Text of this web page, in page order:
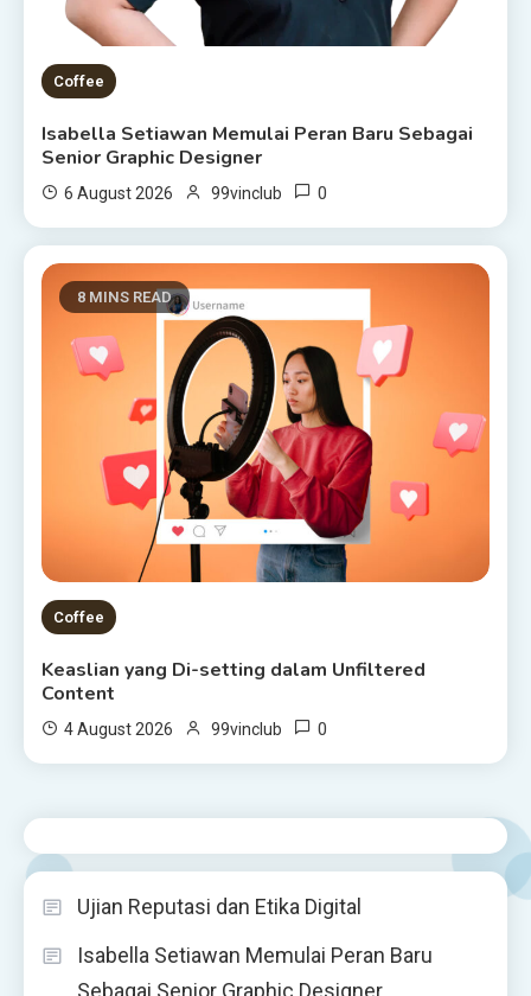
Coffee
Isabella Setiawan Memulai Peran Baru Sebagai
Senior Graphic Designer
6 August 2026 99vinclub 0
8 MINS READ
Coffee
Keaslian yang Di-setting dalam Unfiltered
Content
4 August 2026 99vinclub 0
Ujian Reputasi dan Etika Digital
Isabella Setiawan Memulai Peran Baru
Sebagai Senior Graphic Designer